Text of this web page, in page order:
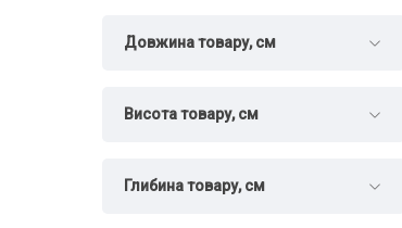
Довжина товару, см
Висота товару, см
Глибина товару, см